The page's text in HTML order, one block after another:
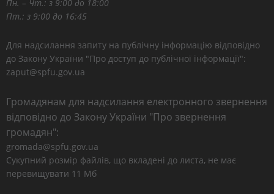
Пн. – Чт.: з 9:00 до 18:00
Пт.: з 9:00 до 16:45
Для надсилання запиту на публічну інформацію відповідно
до Закону України "Про доступ до публічної інформації":
zaput@spfu.gov.ua
Громадянам для надсилання електронного звернення
відповідно до Закону України "Про звернення
громадян":
gromada@spfu.gov.ua
Сукупний розмір файлів, що вкладені до листа, не має
перевищувати 11 Мб